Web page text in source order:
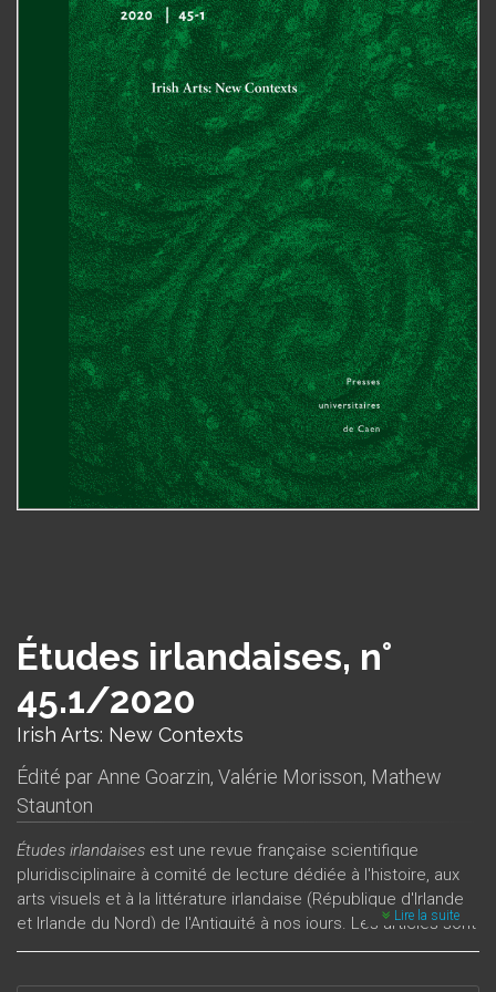
Études irlandaises, n°
45.1/2020
Irish Arts: New Contexts
Édité parAnne Goarzin, Valérie Morisson, Mathew
Staunton
Études irlandaises est une revue française scientifique
pluridisciplinaire à comité de lecture dédiée à l'histoire, aux
arts visuels et à la littérature irlandaise (République d'Irlande
et Irlande du Nord) de l'Antiquité à nos jours. Les articles sont
publiés en français, en anglais ou en gaélique, et peuvent
Lire la suite